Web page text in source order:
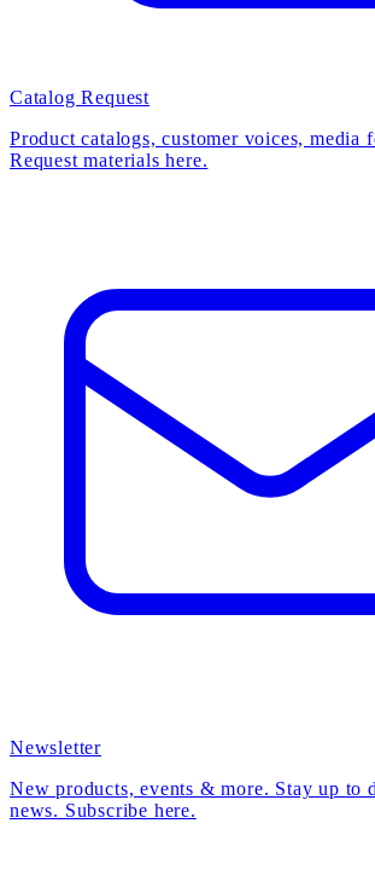
Catalog Request
Product catalogs, customer voices, media
Request materials here.
Newsletter
New products, events & more. Stay up to
news. Subscribe here.